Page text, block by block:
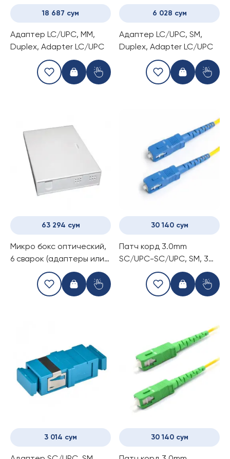
18 687 сум
Адаптер LC/UPC, MM,
Duplex, Adapter LC/UPC
6 028 сум
Адаптер LC/UPC, SM,
Duplex, Adapter LC/UPC
63 294 сум
Микро бокс оптический,
6 сварок (адаптеры или
пигтейлы)
30 140 сум
Патч корд 3.0mm
SC/UPC-SC/UPC, SM, 3m
3 014 сум 30 140 сум